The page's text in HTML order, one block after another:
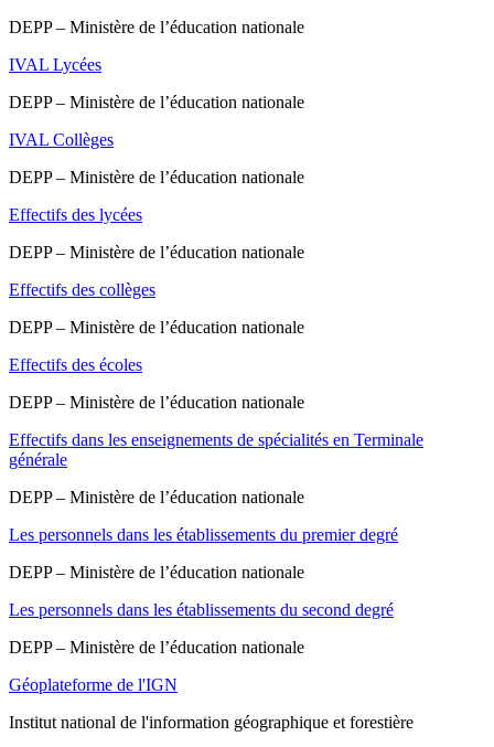
DEPP – Ministère de l’éducation nationale
IVAL Lycées
DEPP – Ministère de l’éducation nationale
IVAL Collèges
DEPP – Ministère de l’éducation nationale
Effectifs des lycées
DEPP – Ministère de l’éducation nationale
Effectifs des collèges
DEPP – Ministère de l’éducation nationale
Effectifs des écoles
DEPP – Ministère de l’éducation nationale
Effectifs dans les enseignements de spécialités en Terminale
générale
DEPP – Ministère de l’éducation nationale
Les personnels dans les établissements du premier degré
DEPP – Ministère de l’éducation nationale
Les personnels dans les établissements du second degré
DEPP – Ministère de l’éducation nationale
Géoplateforme de l'IGN
Institut national de l'information géographique et forestière